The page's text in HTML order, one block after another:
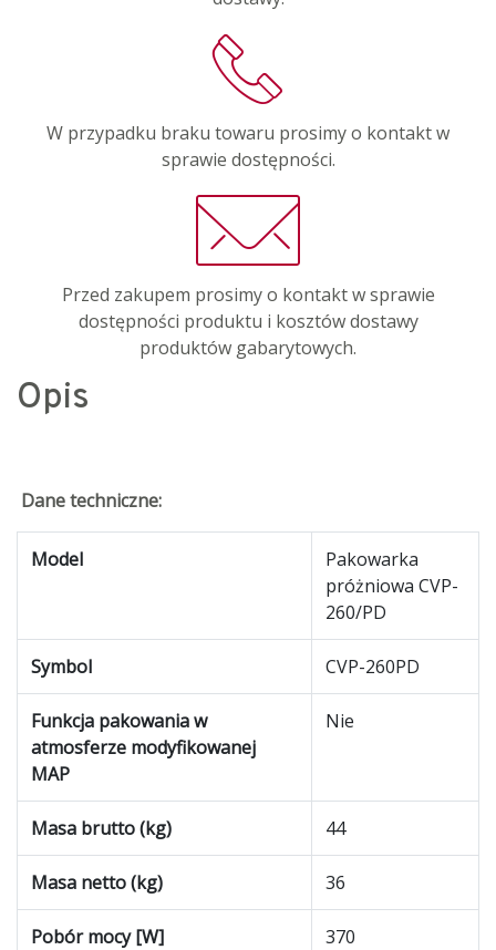
W przypadku braku towaru prosimy o kontakt w
sprawie dostępności.
Przed zakupem prosimy o kontakt w sprawie
dostępności produktu i kosztów dostawy
produktów gabarytowych.
Opis
Dane techniczne:
Model
Pakowarka
próżniowa CVP-
260/PD
Symbol CVP-260PD
Funkcja pakowania w
atmosferze modyfikowanej
MAP
Nie
Masa brutto (kg) 44
Masa netto (kg) 36
Pobór mocy [W] 370